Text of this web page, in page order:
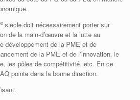
siècle doit nécessairement porter sur
de la main-d’œuvre et la lutte au
développement de la PME et de
de la PME et de l’innovation, le
les pôles de compétitivité, etc. En ce
pointe dans la bonne direction.